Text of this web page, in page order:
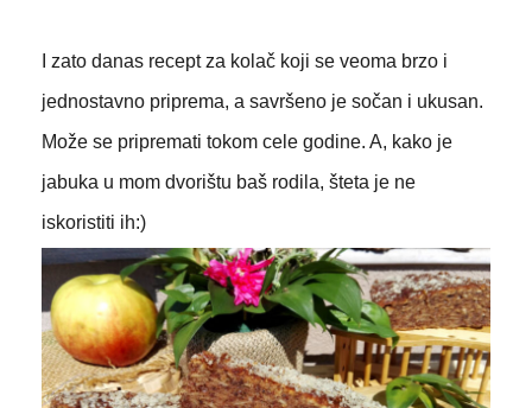
I zato danas recept za kolač koji se veoma brzo i
jednostavno priprema, a savršeno je sočan i ukusan.
Može se pripremati tokom cele godine. A, kako je
jabuka u mom dvorištu baš rodila, šteta je ne
iskoristiti ih:)